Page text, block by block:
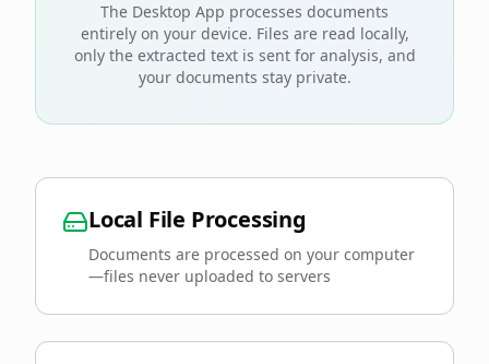
The Desktop App processes documents
entirely on your device. Files are read locally,
only the extracted text is sent for analysis, and
your documents stay private.
Local File Processing
Documents are processed on your computer
—files never uploaded to servers